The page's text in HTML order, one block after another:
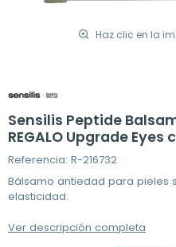
Haz clic en la
Sensilis Peptide
REGALO Upgrade
Referencia: R-216732
Bálsamo antiedad para pieles
elasticidad.
Ver descripción completa